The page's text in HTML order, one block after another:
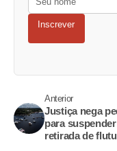
Inscrever
Anterior
Justiça nega
para suspender
retirada de